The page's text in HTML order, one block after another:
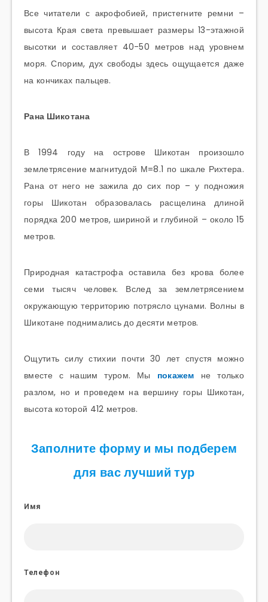
Все читатели с акрофобией, пристегните ремни –
высота Края света превышает размеры 13-этажной
высотки и составляет 40-50 метров над уровнем
моря. Спорим, дух свободы здесь ощущается даже
на кончиках пальцев.
Рана Шикотана
В 1994 году на острове Шикотан произошло
землетрясение магнитудой М=8.1 по шкале Рихтера.
Рана от него не зажила до сих пор – у подножия
горы Шикотан образовалась расщелина длиной
порядка 200 метров, шириной и глубиной – около 15
метров.
Природная катастрофа оставила без крова более
семи тысяч человек. Вслед за землетрясением
окружающую территорию потрясло цунами. Волны в
Шикотане поднимались до десяти метров.
Ощутить силу стихии почти 30 лет спустя можно
вместе с нашим туром. Мы покажем не только
разлом, но и проведем на вершину горы Шикотан,
высота которой 412 метров.
Заполните форму и мы подберем
для вас лучший тур
Имя
Телефон